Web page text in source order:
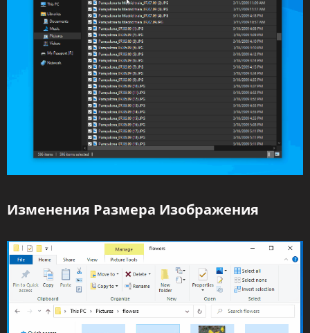
Изменения Размера Изображения​